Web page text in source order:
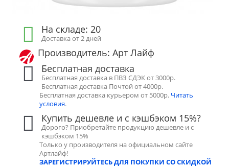
На складе: 20
Доставка от 2 дней
Производитель: Арт Лайф
Бесплатная доставка
Бесплатная доставка в ПВЗ СДЭК от 3000р.
Бесплатная доставка Почтой от 4000р.
Бесплатная доставка курьером от 5000р. Читать
условия.
Купить дешевле и с кэшбэком 15%?
Дорого? Приобретайте продукцию дешевле и с
кэшбэком 15%
Только у производителя на официальном сайте
Артлайф!
ЗАРЕГИСТРИРУЙТЕСЬ ДЛЯ ПОКУПКИ СО СКИДКОЙ